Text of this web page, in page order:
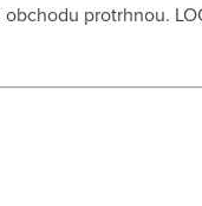
protrhnou.